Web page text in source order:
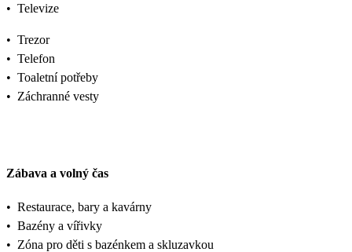
• Televize
• Trezor
• Telefon
• Toaletní potřeby
• Záchranné vesty
Zábava a volný čas
• Restaurace, bary a kavárny
• Bazény a vířivky
• Zóna pro děti s bazénkem a skluzavkou